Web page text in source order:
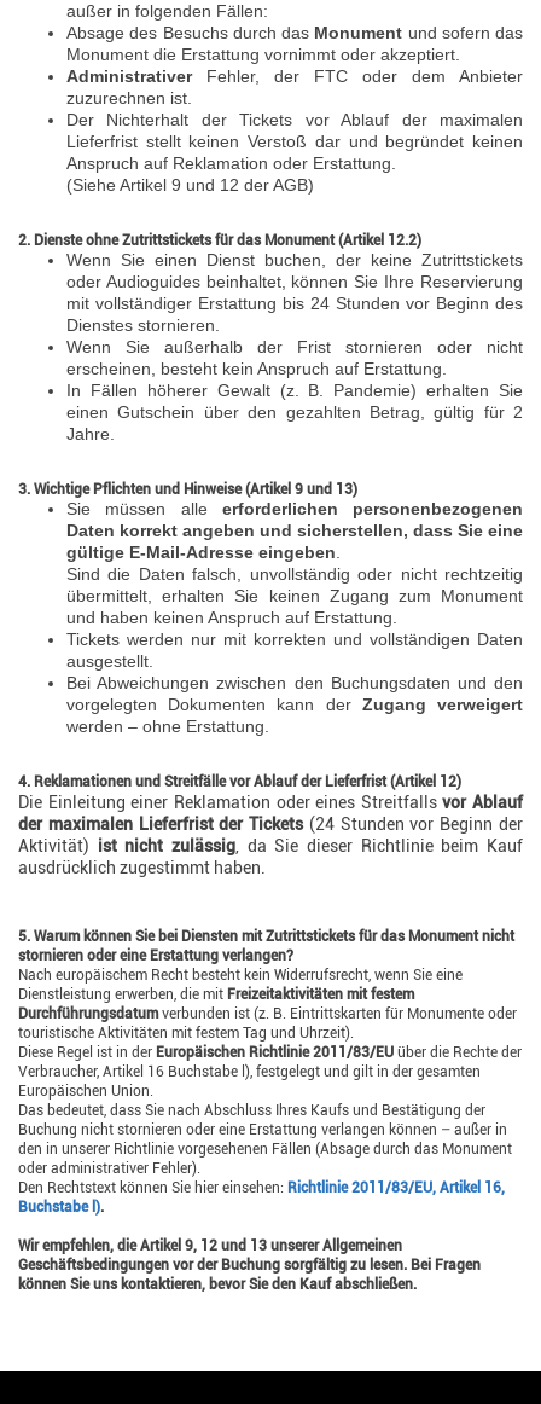
außer in folgenden Fällen:
Absage des Besuchs durch das Monument und sofern das
Monument die Erstattung vornimmt oder akzeptiert.
AdministrativerFehler, der FTC oder dem Anbieter
zuzurechnen ist.
Der Nichterhalt der Tickets vor Ablauf der maximalen
Lieferfrist stellt keinen Verstoß dar und begründet keinen
Anspruch auf Reklamation oder Erstattung.
(Siehe Artikel 9 und 12 der AGB)
2. Dienste ohne Zutrittstickets für das Monument (Artikel 12.2)
Wenn Sie einen Dienst buchen, der keine Zutrittstickets
oder Audioguides beinhaltet, können Sie Ihre Reservierung
mit vollständiger Erstattung bis 24 Stunden vor Beginn des
Dienstes stornieren.
Wenn Sie außerhalb der Frist stornieren oder nicht
erscheinen, besteht kein Anspruch auf Erstattung.
In Fällen höherer Gewalt (z. B. Pandemie) erhalten Sie
einen Gutschein über den gezahlten Betrag, gültig für 2
Jahre.
3. Wichtige Pflichten und Hinweise (Artikel 9 und 13)
Sie müssen alle erforderlichen personenbezogenen
Daten korrekt angeben und sicherstellen, dass Sie eine
gültige E-Mail-Adresse eingeben.
Sind die Daten falsch, unvollständig oder nicht rechtzeitig
übermittelt, erhalten Sie keinen Zugang zum Monument
und haben keinen Anspruch auf Erstattung.
Tickets werden nur mit korrekten und vollständigen Daten
ausgestellt.
Bei Abweichungen zwischen den Buchungsdaten und den
vorgelegten Dokumenten kann der Zugang verweigert
werden – ohne Erstattung.
4. Reklamationen und Streitfälle vor Ablauf der Lieferfrist (Artikel 12)
Die Einleitung einer Reklamation oder eines Streitfallsvor Ablauf
der maximalen Lieferfrist der Tickets(24 Stunden vor Beginn der
Aktivität) ist nicht zulässig , da Sie dieser Richtlinie beim Kauf
ausdrücklich zugestimmt haben.
5. Warum können Sie bei Diensten mit Zutrittstickets für das Monument nicht
stornieren oder eine Erstattung verlangen?
Nach europäischem Recht besteht kein Widerrufsrecht, wenn Sie eine
Dienstleistung erwerben, die mit Freizeitaktivitäten mit festem
Durchführungsdatumverbunden ist (z. B. Eintrittskarten für Monumente oder
touristische Aktivitäten mit festem Tag und Uhrzeit).
Diese Regel ist in der Europäischen Richtlinie 2011/83/EU über die Rechte der
Verbraucher, Artikel 16 Buchstabe l), festgelegt und gilt in der gesamten
Europäischen Union.
Das bedeutet, dass Sie nach Abschluss Ihres Kaufs und Bestätigung der
Buchung nicht stornieren oder eine Erstattung verlangen können – außer in
den in unserer Richtlinie vorgesehenen Fällen (Absage durch das Monument
oder administrativer Fehler).
Den Rechtstext können Sie hier einsehen: Richtlinie 2011/83/EU, Artikel 16,
Buchstabe l).
Wir empfehlen, die Artikel 9, 12 und 13 unserer Allgemeinen
Geschäftsbedingungen vor der Buchung sorgfältig zu lesen. Bei Fragen
können Sie uns kontaktieren, bevor Sie den Kauf abschließen.